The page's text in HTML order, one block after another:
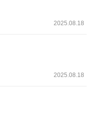
2025.08.18
2025.08.18